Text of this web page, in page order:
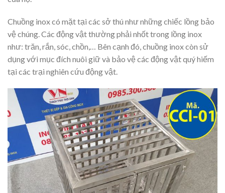
Chuồng inox có mặt tại các sở thú như những chiếc lồng bảo
vệ chúng. Các động vật thường phải nhốt trong lồng inox
như: trăn, rắn, sóc, chồn,… Bên cạnh đó, chuồng inox còn sử
dụng với mục đích nuôi giữ và bảo vệ các động vật quý hiếm
tại các trại nghiên cứu động vật.